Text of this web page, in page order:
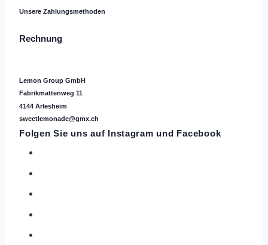
Unsere Zahlungsmethoden
Rechnung
Lemon Group GmbH
Fabrikmattenweg 11
4144 Arlesheim
sweetlemonade@gmx.ch
Folgen Sie uns auf Instagram und Facebook